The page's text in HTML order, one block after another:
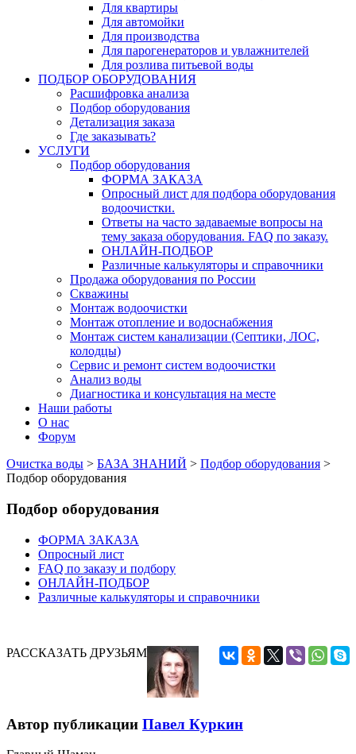
Для квартиры
Для автомойки
Для производства
Для парогенераторов и увлажнителей
Для розлива питьевой воды
ПОДБОР ОБОРУДОВАНИЯ
Расшифровка анализа
Подбор оборудования
Детализация заказа
Где заказывать?
УСЛУГИ
Подбор оборудования
ФОРМА ЗАКАЗА
Опросный лист для подбора оборудования
водоочистки.
Ответы на часто задаваемые вопросы на
тему заказа оборудования. FAQ по заказу.
ОНЛАЙН-ПОДБОР
Различные калькуляторы и справочники
Продажа оборудования по России
Скважины
Монтаж водоочистки
Монтаж отопление и водоснабжения
Монтаж систем канализации (Септики, ЛОС,
колодцы)
Сервис и ремонт систем водоочистки
Анализ воды
Диагностика и консультация на месте
Наши работы
О нас
Форум
Очистка воды > БАЗА ЗНАНИЙ > Подбор оборудования >
Подбор оборудования
Подбор оборудования
ФОРМА ЗАКАЗА
Опросный лист
FAQ по заказу и подбору
ОНЛАЙН-ПОДБОР
Различные калькуляторы и справочники
РАССКАЗАТЬ ДРУЗЬЯМ
Автор публикации Павел Куркин